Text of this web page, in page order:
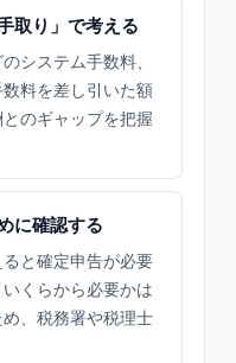
取り」で考える
システム手数料、
料を差し引いた額
のギャップを把握
に確認する
と確定申告が必要
くらから必要かは
、税務署や税理士